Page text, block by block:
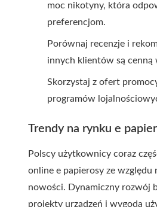
moc nikotyny, która
preferencjom.
Porównaj recenzje i
innych klientów są cenną
Skorzystaj z ofert
programów
Trendy na rynku e
Polscy użytkownicy coraz
online e papierosy ze względu
nowości. Dynamiczny rozwój
projekty urządzeń i wygoda